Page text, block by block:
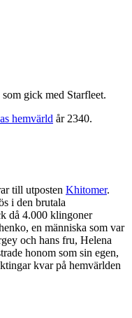
gick med Starfleet.
hemvärld år 2340.
till utposten Khitomer.
i den brutala
då 4.000 klingoner
en människa som var
och hans fru, Helena
honom som sin egen,
kvar på hemvärlden